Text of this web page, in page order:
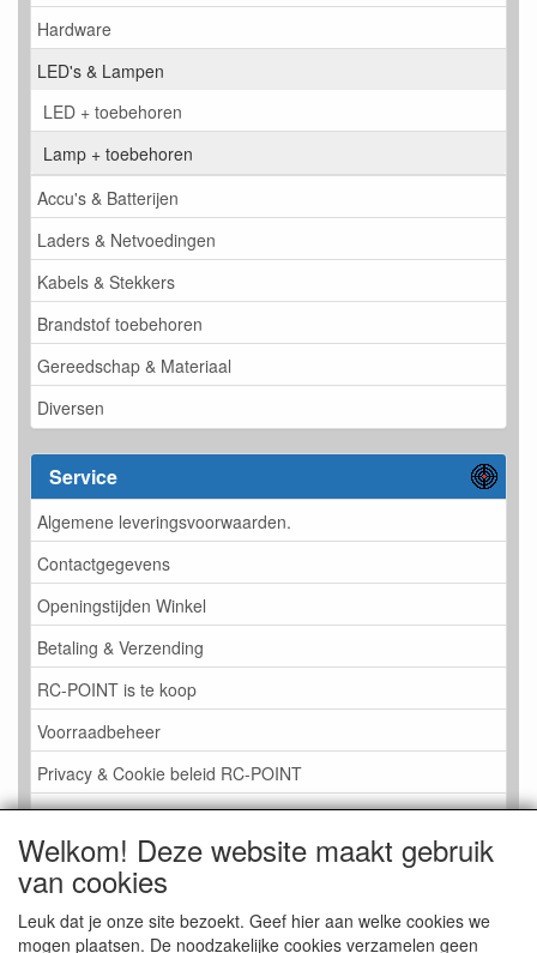
Hardware
LED's & Lampen
LED + toebehoren
Lamp + toebehoren
Accu's & Batterijen
Laders & Netvoedingen
Kabels & Stekkers
Brandstof toebehoren
Gereedschap & Materiaal
Diversen
Service
Algemene leveringsvoorwaarden.
Contactgegevens
Openingstijden Winkel
Betaling & Verzending
RC-POINT is te koop
Voorraadbeheer
Privacy & Cookie beleid RC-POINT
LINK PAGINA
Gastenboek RC-POINT
Kijkje in de Winkel
Welkom! Deze website maakt gebruik
van cookies
Leuk dat je onze site bezoekt. Geef hier aan welke cookies we
mogen plaatsen. De noodzakelijke cookies verzamelen geen